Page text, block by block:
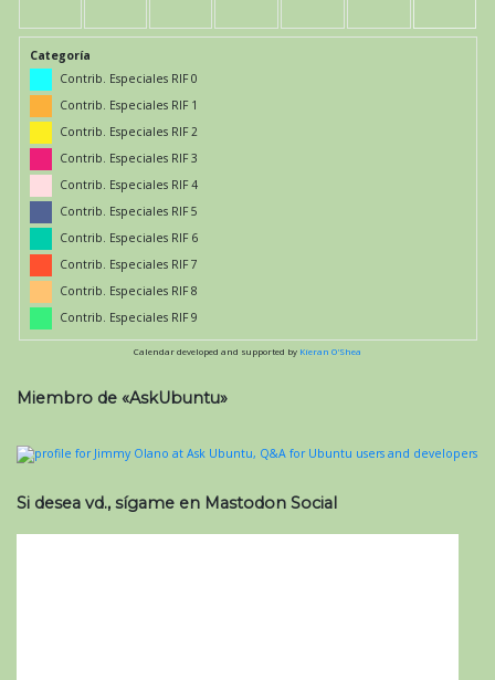
Categoría
Contrib. Especiales RIF 0
Contrib. Especiales RIF 1
Contrib. Especiales RIF 2
Contrib. Especiales RIF 3
Contrib. Especiales RIF 4
Contrib. Especiales RIF 5
Contrib. Especiales RIF 6
Contrib. Especiales RIF 7
Contrib. Especiales RIF 8
Contrib. Especiales RIF 9
Calendar developed and supported by Kieran O'Shea
Miembro de «AskUbuntu»
Si desea vd., sígame en Mastodon Social